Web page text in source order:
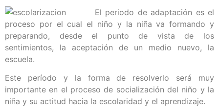
El periodo de adaptación es el
proceso por el cual el niño y la niña va formando y
preparando, desde el punto de vista de los
sentimientos, la aceptación de un medio nuevo, la
escuela.
Este período y la forma de resolverlo será muy
importante en el proceso de socialización del niño y la
niña y su actitud hacia la escolaridad y el aprendizaje.